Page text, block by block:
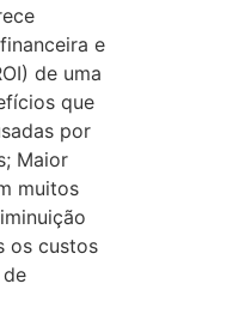
e
de uma
que
por
Maior
muitos
os custos